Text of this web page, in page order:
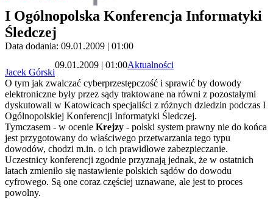
I Ogólnopolska Konferencja Informatyki
Śledczej
Data dodania: 09.01.2009 | 01:00
Jacek Górski
09.01.2009 | 01:00Aktualności
O tym jak zwalczać cyberprzestępczość i sprawić by dowody
elektroniczne były przez sądy traktowane na równi z pozostałymi
dyskutowali w Katowicach specjaliści z różnych dziedzin podczas I
Ogólnopolskiej Konferencji Informatyki Śledczej.
Tymczasem - w ocenie Krejzy - polski system prawny nie do końca
jest przygotowany do właściwego przetwarzania tego typu
dowodów, chodzi m.in. o ich prawidłowe zabezpieczanie.
Uczestnicy konferencji zgodnie przyznają jednak, że w ostatnich
latach zmieniło się nastawienie polskich sądów do dowodu
cyfrowego. Są one coraz częściej uznawane, ale jest to proces
powolny.